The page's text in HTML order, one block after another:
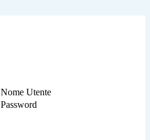
Nome Utente
Password